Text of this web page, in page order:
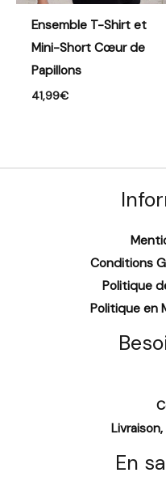
Ensemble T-Shirt et
Mini-Short Cœur de
Papillons
41,99€
Conditions
Politique
Politique en
En